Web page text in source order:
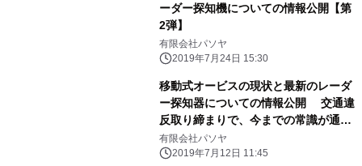
ーダー探知機についての情報公開【第
2弾】
有限会社パソヤ
2019年7月24日 15:30
移動式オービスの現状と最新のレーダ
ー探知器についての情報公開 交通違
反取り締まりで、今までの常識が通用
しない新ステージに！
有限会社パソヤ
2019年7月12日 11:45